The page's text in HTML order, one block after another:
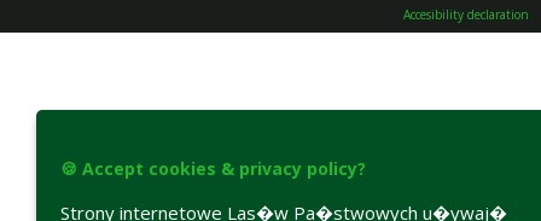
Accesibility declaration
🍪 Accept cookies & privacy policy?
Strony internetowe Las�w Pa�stwowych u�ywaj�